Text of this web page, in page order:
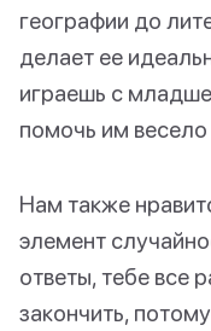
географии до
делает ее
играешь с
помочь им весело
Нам также
элемент
ответы, тебе все
закончить,